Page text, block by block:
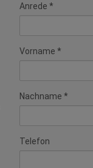
Anrede
Vorname
Nachname
Telefon